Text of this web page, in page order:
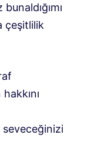
çeşitlilik
seveceğinizi